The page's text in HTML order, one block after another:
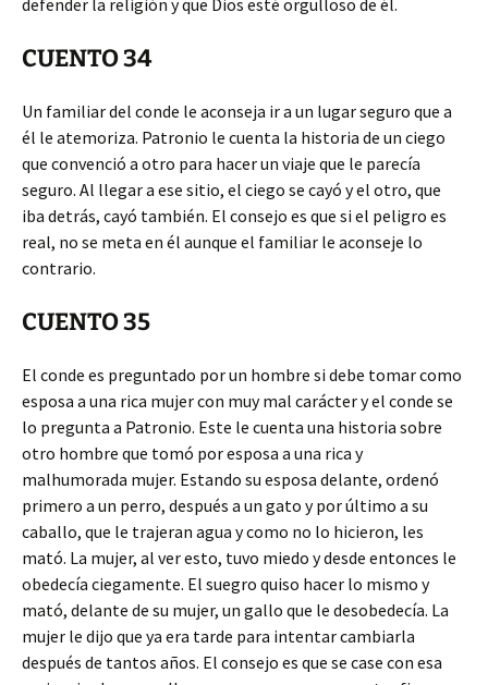
defender la religión y que Dios esté orgulloso de él.
CUENTO 34
Un familiar del conde le aconseja ir a un lugar seguro que a
él le atemoriza. Patronio le cuenta la historia de un ciego
que convenció a otro para hacer un viaje que le parecía
seguro. Al llegar a ese sitio, el ciego se cayó y el otro, que
iba detrás, cayó también. El consejo es que si el peligro es
real, no se meta en él aunque el familiar le aconseje lo
contrario.
CUENTO 35
El conde es preguntado por un hombre si debe tomar como
esposa a una rica mujer con muy mal carácter y el conde se
lo pregunta a Patronio. Este le cuenta una historia sobre
otro hombre que tomó por esposa a una rica y
malhumorada mujer. Estando su esposa delante, ordenó
primero a un perro, después a un gato y por último a su
caballo, que le trajeran agua y como no lo hicieron, les
mató. La mujer, al ver esto, tuvo miedo y desde entonces le
obedecía ciegamente. El suegro quiso hacer lo mismo y
mató, delante de su mujer, un gallo que le desobedecía. La
mujer le dijo que ya era tarde para intentar cambiarla
después de tantos años. El consejo es que se case con esa